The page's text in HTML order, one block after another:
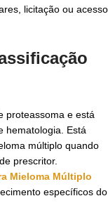
licitação ou acesso
proteassoma e está
hematologia. Está
múltiplo quando
prescritor.
Mieloma Múltiplo
específicos do